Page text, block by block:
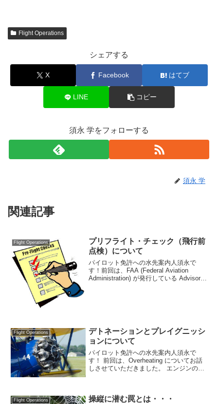
Flight Operations
シェアする
X Facebook はてブ
LINE コピー
須永 学をフォローする
須永 学
関連記事
Flight Operations
プリフライト・チェック（飛行前
点検）について
パイロット免許への水先案内人須永で
す！前回は、FAA (Federal Aviation
Administration) が発行している Advisory
Flight Operations
デトネーションとプレイグニッシ
ョンについて
パイロット免許への水先案内人須永で
す！ 前回は、Overheating についてお話
しさせていただきました。 エンジンの冷
していただ...
Flight Operations 操縦に潜む罠とは・・・